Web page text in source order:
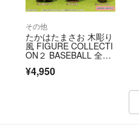
その他
たかはたまさお 木彫り
風 FIGURE COLLECTI
ON２ BASEBALL 全5
¥4,950